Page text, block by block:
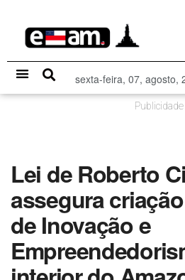
sexta-feira, 07, agosto,
Publicidade
Lei de Roberto
assegura
de Inovação e